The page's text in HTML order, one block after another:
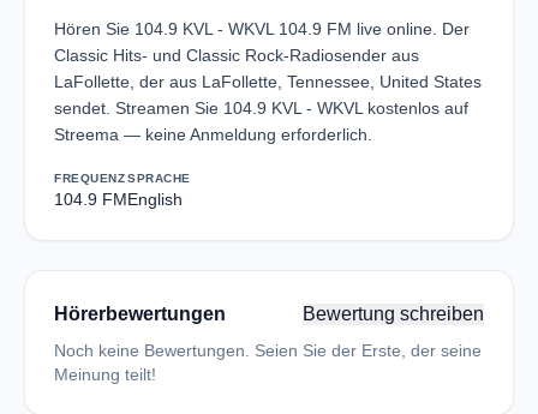
Hören Sie 104.9 KVL - WKVL 104.9 FM live online. Der
Classic Hits- und Classic Rock-Radiosender aus
LaFollette, der aus LaFollette, Tennessee, United States
sendet. Streamen Sie 104.9 KVL - WKVL kostenlos auf
Streema — keine Anmeldung erforderlich.
FREQUENZ
104.9 FM
SPRACHE
English
Hörerbewertungen Bewertung schreiben
Noch keine Bewertungen. Seien Sie der Erste, der seine
Meinung teilt!